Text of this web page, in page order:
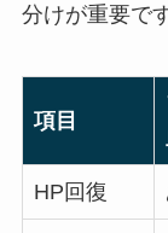
分けが重要です
項目
HP回復